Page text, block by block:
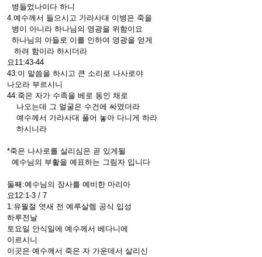
병들었나이다 하니
4.예수께서 들으시고 가라사대 이병은 죽을
병이 아니라 하나님의 영광을 위함이요
하나님의 아들로 이를 인하여 영광을 얻게
하려 함이라 하시더라
요11:43-44
43:이 말씀을 하시고 큰 소리로 나사로야
나오라 부르시니
44:죽은 자가 수족을 베로 동인 채로
나오는데 그 얼굴은 수건에 싸였더라
예수께서 가라사대 풀어 놓아 다니게 하라
하시니라
*죽은 나사로를 살리심은 곧 있게될
예수님의 부활을 예표하는 그림자 입니다
둘째:예수님의 장사를 예비한 마리아
요12:1-3 / 7
1:유월절 엿새 전 예루살렘 공식 입성
하루전날
토요일 안식일에 예수께서 베다니에
이르시니
이곳은 예수께서 죽은 자 가운데서 살리신